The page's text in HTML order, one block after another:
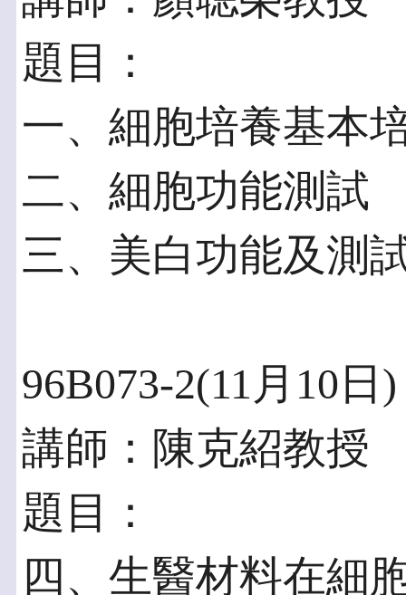
題目：
一、細胞培養基本
二、細胞功能測試
三、美白功能及測
96B073-2(11月10日)
講師：陳克紹教授
題目：
四、生醫材料在細